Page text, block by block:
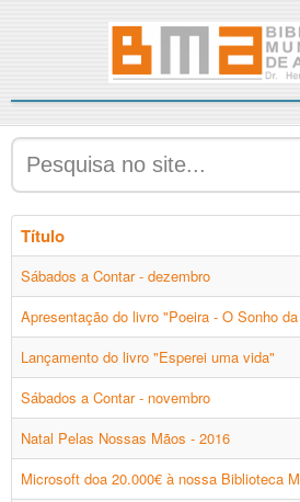
Título
Sábados a Contar - dezembro
Apresentação do livro "Poeira - O Sonho
Lançamento do livro "Esperei uma vida"
Sábados a Contar - novembro
Natal Pelas Nossas Mãos - 2016
Microsoft doa 20.000€ à nossa Biblioteca